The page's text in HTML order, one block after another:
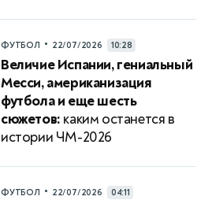
ФУТБОЛ • 22/07/2026 10:28
Величие Испании, гениальный
Месси, американизация
футбола и еще шесть
сюжетов: каким останется в
истории ЧМ-2026
ФУТБОЛ • 22/07/2026 04:11